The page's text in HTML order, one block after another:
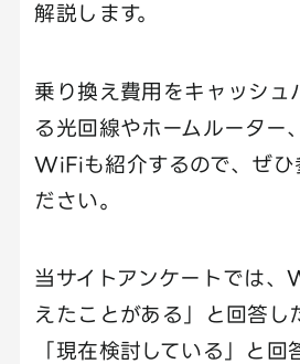
解説します。
乗り換え費用をキャッシュ
る光回線やホームルーター
WiFiも紹介するので、ぜひ
ださい。
当サイトアンケートでは、
えたことがある」と回答し
「現在検討している」と回